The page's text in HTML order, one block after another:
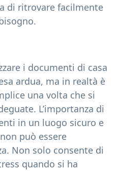
di ritrovare facilmente
i documenti di casa
ardua, ma in realtà è
una volta che si
L’importanza di
in un luogo sicuro e
può essere
Non solo consente di
quando si ha